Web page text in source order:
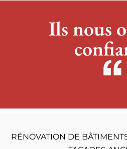
Ils nous
RÉNOVATION DE